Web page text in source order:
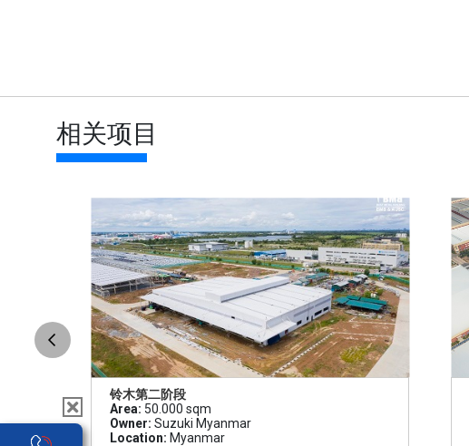
相关项目
铃木第二阶段
Area: 50.000 sqm
Owner: Suzuki Myanmar
Location: Myanmar